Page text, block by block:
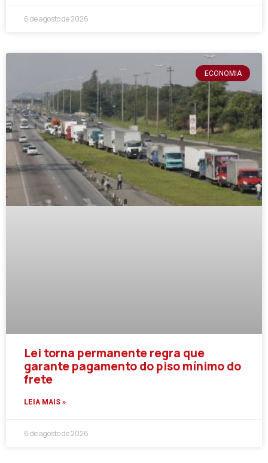
6 de agosto de 2026
ECONOMIA
Lei torna permanente regra que
garante pagamento do piso mínimo do
frete
LEIA MAIS »
6 de agosto de 2026